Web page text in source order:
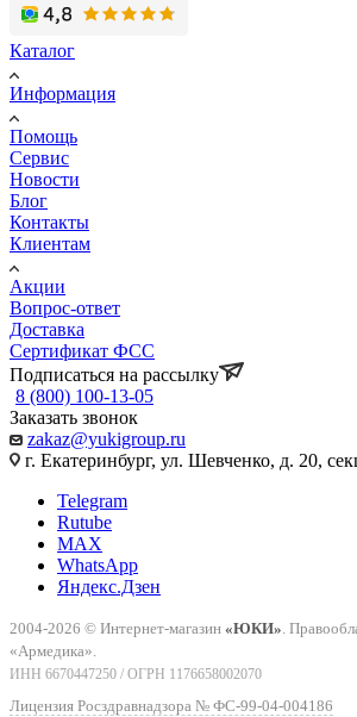
Каталог
Информация
Помощь
Сервис
Новости
Блог
Контакты
Клиентам
Акции
Вопрос-ответ
Доставка
Сертификат ФСС
Подписаться на рассылку
8 (800) 100-13-05
Заказать звонок
zakaz@yukigroup.ru
г. Екатеринбург, ул. Шевченко, д. 20,
Telegram
Rutube
MAX
WhatsApp
Яндекс.Дзен
2004-2026 © Интернет-магазин «ЮКИ» .
«Армедика».
ИНН 6670447250 / ОГРН 1176658002070
Лицензия Росздравнадзора № ФС-99-04-004186